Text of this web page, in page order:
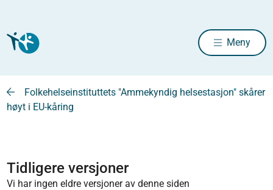
Meny
Folkehelseinstituttets "Ammekyndig helsestasjon" skårer
høyt i EU-kåring
Tidligere versjoner
Vi har ingen eldre versjoner av denne siden